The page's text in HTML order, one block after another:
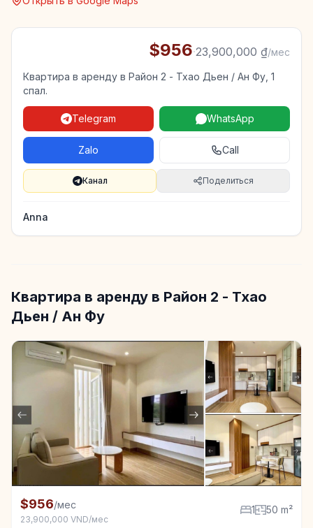
$956·23,900,000 ₫/мес
Квартира в аренду в Район 2 - Тхао Дьен / Ан Фу, 1
спал.
Telegram WhatsApp
Zalo Call
Канал Поделиться
Anna
Квартира в аренду в Район 2 - Тхао
Дьен / Ан Фу
Квартира в аренду в Район 2 - Тхао Дьен / Ан Фу,
$956/мес
23,900,000 VND/мес
1 50 m²